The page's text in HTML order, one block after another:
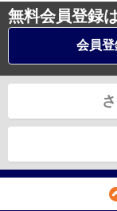
無料会員登録
会員登